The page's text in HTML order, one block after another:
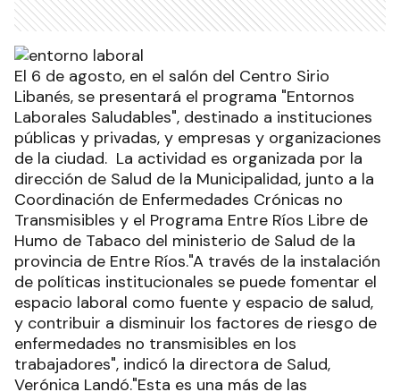
El 6 de agosto, en el salón del Centro Sirio
Libanés, se presentará el programa "Entornos
Laborales Saludables", destinado a instituciones
públicas y privadas, y empresas y organizaciones
de la ciudad. La actividad es organizada por la
dirección de Salud de la Municipalidad, junto a la
Coordinación de Enfermedades Crónicas no
Transmisibles y el Programa Entre Ríos Libre de
Humo de Tabaco del ministerio de Salud de la
provincia de Entre Ríos."A través de la instalación
de políticas institucionales se puede fomentar el
espacio laboral como fuente y espacio de salud,
y contribuir a disminuir los factores de riesgo de
enfermedades no transmisibles en los
trabajadores", indicó la directora de Salud,
Verónica Landó."Esta es una más de las